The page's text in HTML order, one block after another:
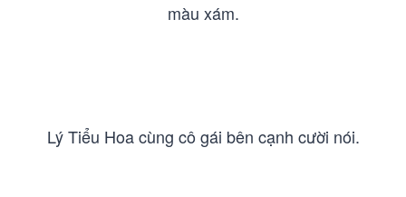
màu xám.
Lý Tiểu Hoa cùng cô gái bên cạnh cười nói.